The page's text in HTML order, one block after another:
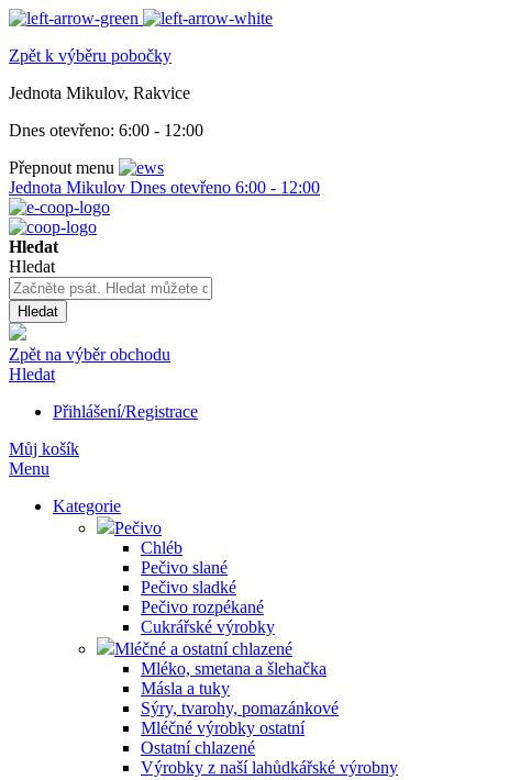
Zpět k výběru pobočky
Jednota Mikulov, Rakvice
Dnes otevřeno: 6:00 - 12:00
Přepnout menu
Jednota Mikulov Dnes otevřeno 6:00 - 12:00
Hledat
Hledat
Hledat
Zpět na výběr obchodu
Hledat
Přihlášení/Registrace
Můj košík
Menu
Kategorie
Pečivo
Chléb
Pečivo slané
Pečivo sladké
Pečivo rozpékané
Cukrářské výrobky
Mléčné a ostatní chlazené
Mléko, smetana a šlehačka
Másla a tuky
Sýry, tvarohy, pomazánkové
Mléčné výrobky ostatní
Ostatní chlazené
Výrobky z naší lahůdkářské výrobny